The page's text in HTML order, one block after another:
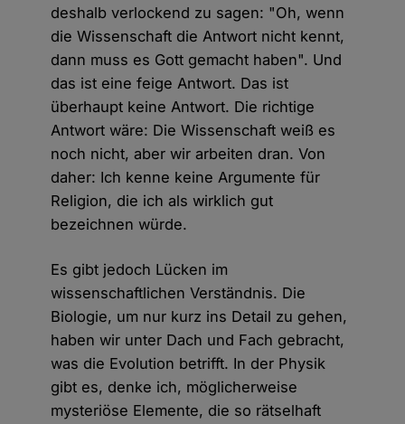
deshalb verlockend zu sagen: "Oh, wenn
die Wissenschaft die Antwort nicht kennt,
dann muss es Gott gemacht haben". Und
das ist eine feige Antwort. Das ist
überhaupt keine Antwort. Die richtige
Antwort wäre: Die Wissenschaft weiß es
noch nicht, aber wir arbeiten dran. Von
daher: Ich kenne keine Argumente für
Religion, die ich als wirklich gut
bezeichnen würde.
Es gibt jedoch Lücken im
wissenschaftlichen Verständnis. Die
Biologie, um nur kurz ins Detail zu gehen,
haben wir unter Dach und Fach gebracht,
was die Evolution betrifft. In der Physik
gibt es, denke ich, möglicherweise
mysteriöse Elemente, die so rätselhaft